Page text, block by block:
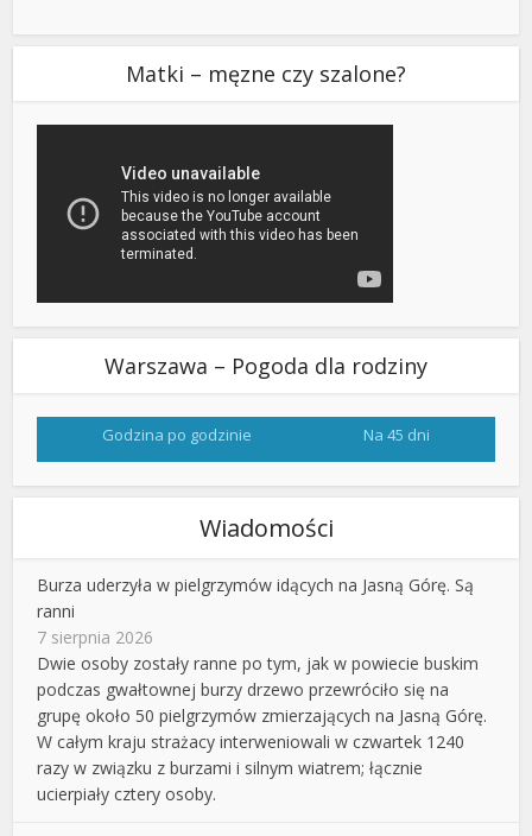
Matki – męzne czy szalone?
Warszawa – Pogoda dla rodziny
Godzina po godzinie Na 45 dni
Wiadomości
Burza uderzyła w pielgrzymów idących na Jasną Górę. Są
ranni
7 sierpnia 2026
Dwie osoby zostały ranne po tym, jak w powiecie buskim
podczas gwałtownej burzy drzewo przewróciło się na
grupę około 50 pielgrzymów zmierzających na Jasną Górę.
W całym kraju strażacy interweniowali w czwartek 1240
razy w związku z burzami i silnym wiatrem; łącznie
ucierpiały cztery osoby.